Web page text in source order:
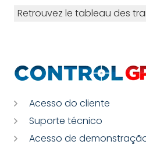
Retrouvez le tableau des
Acesso do cliente
Suporte técnico
Acesso de